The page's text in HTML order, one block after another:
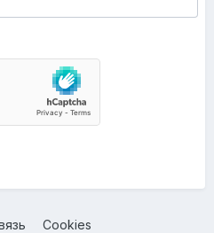
Cookies